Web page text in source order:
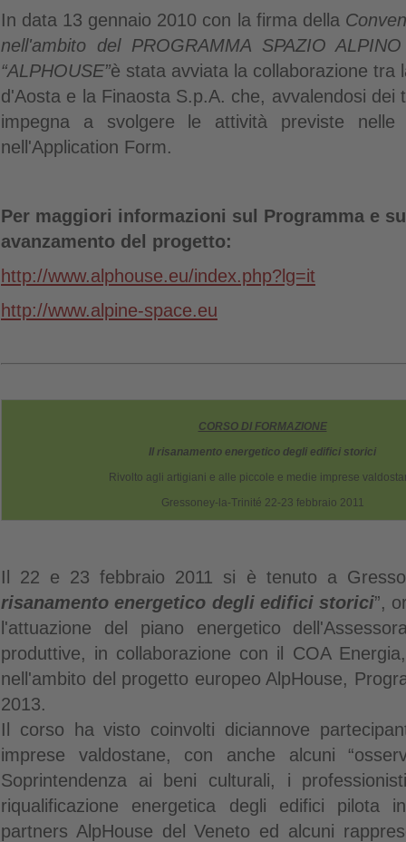
In data 13 gennaio 2010 con la firma della
nell'ambito del PROGRAMMA SPAZIO
“ALPHOUSE”è stata avviata la collaborazione tra
d'Aosta e la Finaosta S.p.A. che, avvalendosi dei
impegna a svolgere le attività previste
nell'Application Form.
Per maggiori informazioni sul Programma e
avanzamento del progetto:
http://www.alphouse.eu/index.php?lg=it
http://www.alpine-space.eu
CORSO DI FORMAZIONE
Il risanamento energetico degli edifici storici
Rivolto agli artigiani e alle piccole e medie imprese
Gressoney-la-Trinité 22-23 febbraio 2011
Il 22 e 23 febbraio 2011 si è tenuto a
risanamento energetico degli edifici storici”,
l'attuazione del piano energetico
produttive, in collaborazione con il COA
nell'ambito del progetto europeo AlpHouse,
2013.
Il corso ha visto coinvolti diciannove
imprese valdostane, con anche alcuni
Soprintendenza ai beni culturali, i
riqualificazione energetica degli edifici pilota
partners AlpHouse del Veneto ed alcuni